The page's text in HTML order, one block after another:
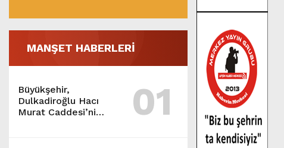
MANŞET HABERLERİ
Büyükşehir,
Dulkadiroğlu Hacı
Murat Caddesi’ni
01